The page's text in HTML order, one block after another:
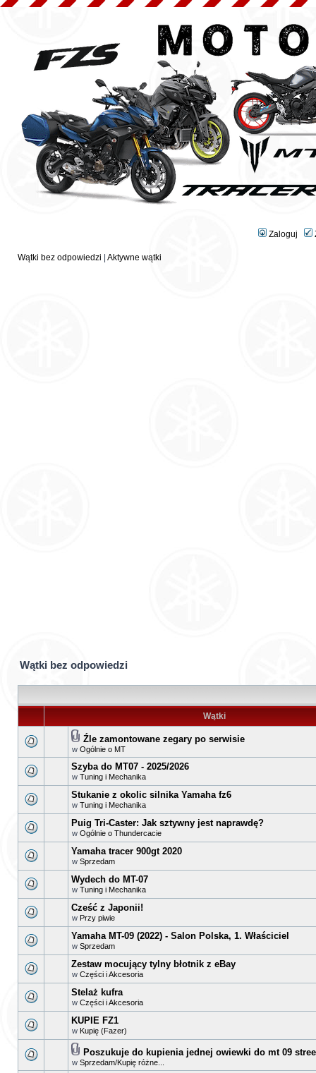
Zaloguj
Wątki bez odpowiedzi Aktywne wątki
Wątki bez odpowiedzi
Wątki
Źle zamontowane zegary po serwisie
w Ogólnie o MT
Szyba do MT07 - 2025/2026
w Tuning i Mechanika
Stukanie z okolic silnika Yamaha fz6
w Tuning i Mechanika
Puig Tri-Caster: Jak sztywny jest naprawdę?
w Ogólnie o Thundercacie
Yamaha tracer 900gt 2020
w Sprzedam
Wydech do MT-07
w Tuning i Mechanika
Cześć z Japonii!
w Przy piwie
Yamaha MT-09 (2022) - Salon Polska, 1. Właściciel
w Sprzedam
Zestaw mocujący tylny błotnik z eBay
w Części i Akcesoria
Stelaż kufra
w Części i Akcesoria
KUPIE FZ1
w Kupię (Fazer)
Poszukuje do kupienia jednej owiewki do mt 09
w Sprzedam/Kupię różne...